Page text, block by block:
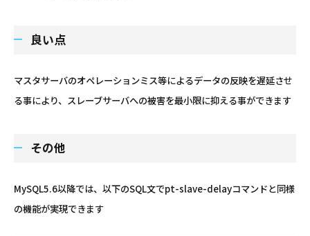
良い点
マスタサーバのオペレーションミス等によるデータの反映を遅延させ
る事により、スレーブサーバへの被害を最小限に抑える事ができます
その他
MySQL5.6以降では、以下のSQL文でpt-slave-delayコマンドと同様
の機能が実現できます